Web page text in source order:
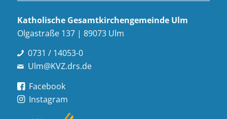
Katholische Gesamt­kirchen­gemeinde Ulm
Olgastraße 137 | 89073 Ulm
0731 / 14053-0
Ulm@KVZ.drs.de
Facebook
Instagram